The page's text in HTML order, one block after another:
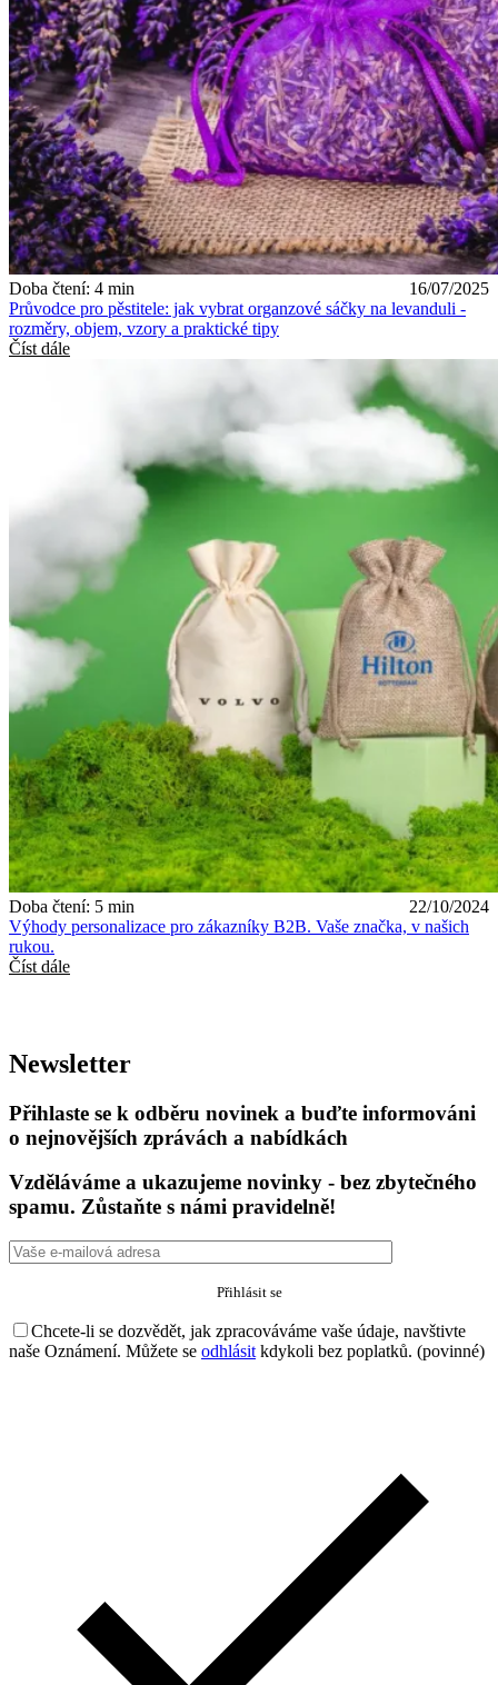
Doba čtení: 4 min
16/07/2025
Průvodce pro pěstitele: jak vybrat organzové sáčky na levanduli -
rozměry, objem, vzory a praktické tipy
Číst dále
Doba čtení: 5 min
22/10/2024
Výhody personalizace pro zákazníky B2B. Vaše značka, v našich
rukou.
Číst dále
Newsletter
Přihlaste se k odběru novinek a buďte informováni
o nejnovějších zprávách a nabídkách
Vzděláváme a ukazujeme novinky - bez zbytečného
spamu. Zůstaňte s námi pravidelně!
Chcete-li se dozvědět, jak zpracováváme vaše údaje, navštivte
naše Oznámení. Můžete se odhlásit kdykoli bez poplatků. (povinné)